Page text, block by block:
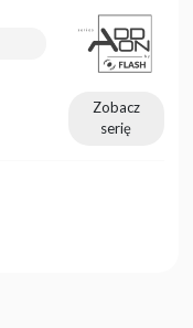
Zobacz
serię